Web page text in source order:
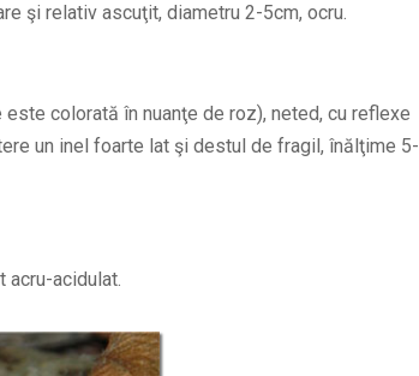
şi relativ ascuţit, diametru 2-5cm, ocru.
colorată în nuanţe de roz), neted, cu reflexe
un inel foarte lat şi destul de fragil, înălţime 5-
acru-acidulat.